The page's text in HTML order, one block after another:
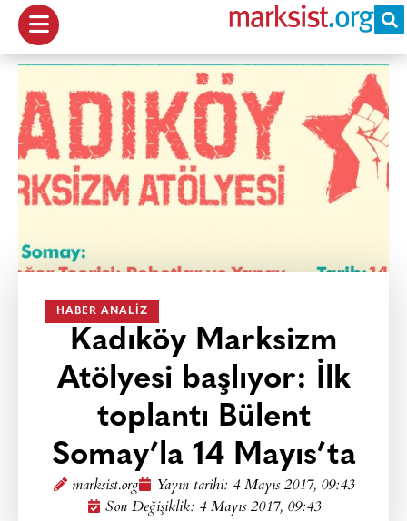
HABER ANALIZ
Kadıköy Marksizm
Atölyesi başlıyor: İlk
toplantı Bülent
Somay’la 14 Mayıs’ta
marksist.org Yayın tarihi: 4 Mayıs 2017, 09:43
Son Değişiklik: 4 Mayıs 2017, 09:43